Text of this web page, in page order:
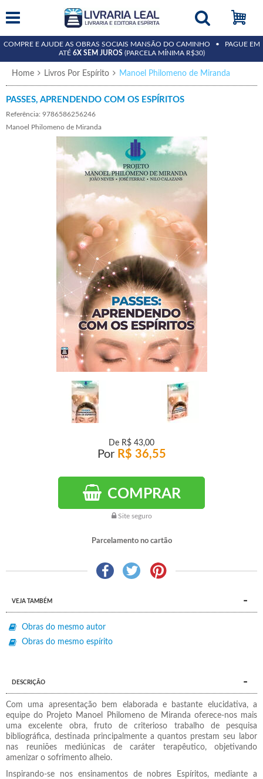
COMPRE E AJUDE AS OBRAS SOCIAIS MANSÃO DO CAMINHO • PAGUE EM
ATÉ 6X SEM JUROS (PARCELA MÍNIMA R$30)
Home Livros Por Espírito Manoel Philomeno de Miranda
PASSES, APRENDENDO COM OS ESPÍRITOS
Referência: 9786586256246
Manoel Philomeno de Miranda
De R$ 43,00
Por R$ 36,55
COMPRAR
Site seguro
Parcelamento no cartão
VEJA TAMBÉM
Obras do mesmo autor
Obras do mesmo espírito
DESCRIÇÃO
Com uma apresentação bem elaborada e bastante elucidativa, a
equipe do Projeto Manoel Philomeno de Miranda oferece-nos mais
uma excelente obra, fruto de criterioso trabalho de pesquisa
bibliográfica, destinada principalmente a quantos prestam seu labor
nas reuniões mediúnicas de caráter terapêutico, objetivando
amenizar o sofrimento alheio.
Inspirando-se nos ensinamentos de nobres Espíritos, mediante a